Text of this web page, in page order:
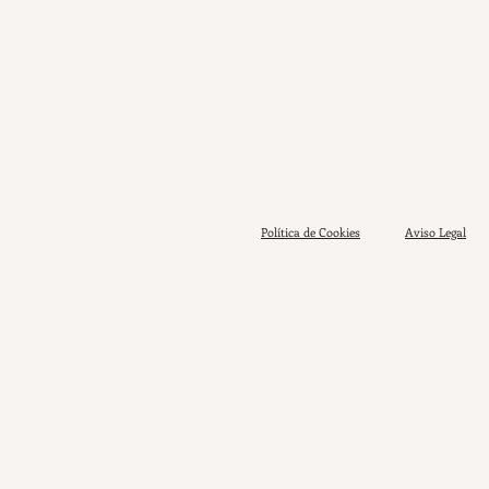
Política de Cookies Aviso Legal